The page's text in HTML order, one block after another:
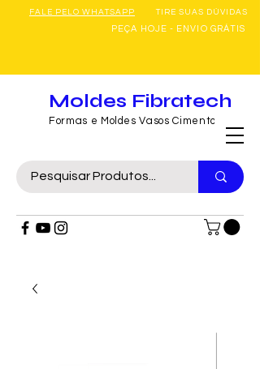
FALE PELO WHATSAPP TIRE SUAS DÚVIDAS
PEÇA HOJE - ENVIO GRÁTIS
Formas e Moldes Vasos Cimento
Moldes Fibratech